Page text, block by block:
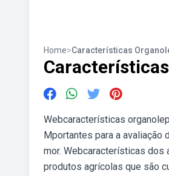
Home>Características
Webcaracterísticas
Mportantes para a
mor. Webcaracterísticas
produtos agrícolas que são